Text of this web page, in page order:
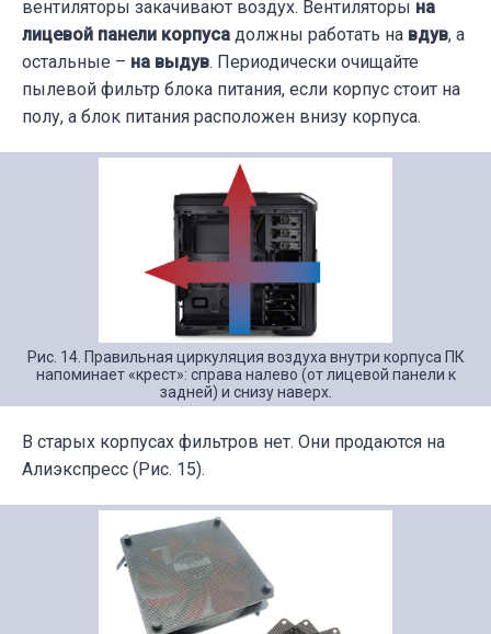
вентиляторы закачивают воздух. Вентиляторы на
лицевой панели корпуса должны работать на вдув, а
остальные – на выдув. Периодически очищайте
пылевой фильтр блока питания, если корпус стоит на
полу, а блок питания расположен внизу корпуса.
Рис. 14. Правильная циркуляция воздуха внутри корпуса ПК
напоминает «крест»: справа налево (от лицевой панели к
задней) и снизу наверх.
В старых корпусах фильтров нет. Они продаются на
Алиэкспресс (Рис. 15).